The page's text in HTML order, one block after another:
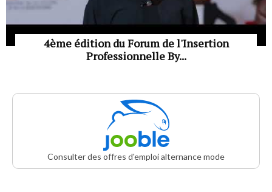
4ème édition du Forum de l'Insertion
Professionnelle By...
Consulter des offres d'emploi alternance mode